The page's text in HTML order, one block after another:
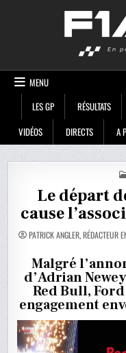
MENU
LES GP
RÉSULTATS
VIDÉOS
DIRECTS A
Le départ
cause
PATRICK ANGLER, RÉDACTEUR
Malgré
d’Adrian
Red Bull,
engagement